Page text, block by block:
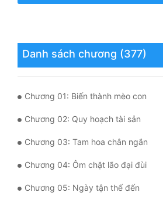
Linh Dị
Lịch Sử
Mạt Thế
Mỹ Thực
Ngôn Tình
Ngược
Nữ Cường
Danh sách chương (377)
Chương 01: Biến thành mèo con
Chương 02: Quy hoạch tài sản
Chương 03: Tam hoa chân ngắn
Chương 04: Ôm chặt lão đại đùi
Chương 05: Ngày tận thế đến